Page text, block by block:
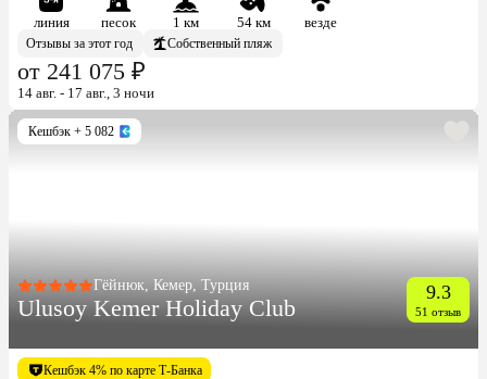
линия песок 1 км 54 км
везде
Отзывы за этот год
Собственный пляж
от 241 075 ₽
14 авг. - 17 авг., 3 ночи
Кешбэк + 5 082
Гёйнюк, Кемер, Турция
Ulusoy Kemer Holiday Club
9.3
51 отзыв
Кешбэк 4% по карте Т-Банка